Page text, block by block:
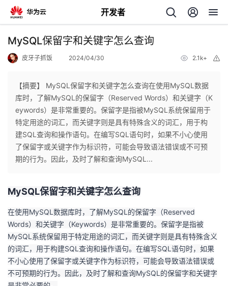
开发者
返
个
人
页
我
开
发
者
我
MySQL保留字和关键字怎么查询
皮牙子抓饭 2024/04/30 2.1k+
【摘要】 MySQL保留字和关键字怎么查询在使用MySQL数据
库时，了解MySQL的保留字（Reserved Words）和关键字（K
eywords）是非常重要的。保留字是指被MySQL系统保留用于
特定用途的词汇，而关键字则是具有特殊含义的词汇，用于构
建SQL查询和操作语句。在编写SQL语句时，如果不小心使用
了保留字或关键字作为标识符，可能会导致语法错误或不可预
期的行为。因此，及时了解和查询MySQL...
MySQL保留字和关键字怎么查询
在使用MySQL数据库时，了解MySQL的保留字（Reserved
Words）和关键字（Keywords）是非常重要的。保留字是指被
MySQL系统保留用于特定用途的词汇，而关键字则是具有特殊含义
的词汇，用于构建SQL查询和操作语句。在编写SQL语句时，如果
不小心使用了保留字或关键字作为标识符，可能会导致语法错误或
不可预期的行为。因此，及时了解和查询MySQL的保留字和关键字